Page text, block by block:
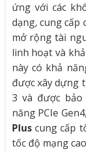
ứng với các
dạng, cung cấp
mở rộng tài
linh hoạt và
này có khả
được xây dựng
3 và được
năng PCIe
Pluscung cấp
tốc độ mạng